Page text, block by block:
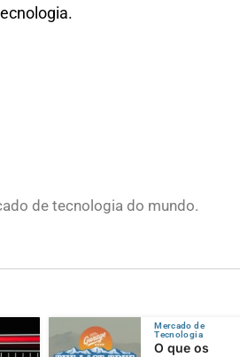
de tecnologia do mundo.
Mercado de
Tecnologia
O que os